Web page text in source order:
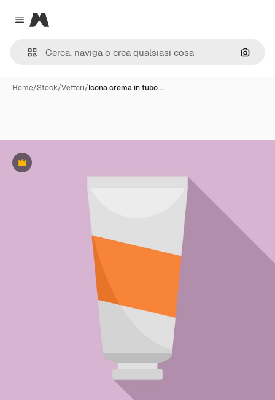
Close menu
Magnific
Cerca
Home/Stock/Vettori/Icona crema in tubo …
Premium